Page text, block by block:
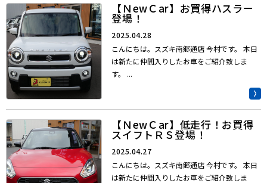
【ＮewＣar】お買得ハスラー
登場！
2025.04.28
こんにちは。スズキ南郷通店 今村です。 本日
は新たに仲間入りしたお車をご紹介致しま
す。 ...
【ＮewＣar】低走行！お買得
スイフトＲＳ登場！
2025.04.27
こんにちは。スズキ南郷通店 今村です。 本日
は新たに仲間入りしたお車をご紹介致しま